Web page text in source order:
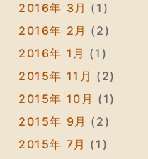
2016年 3月 (1)
2016年 2月 (2)
2016年 1月 (1)
2015年 11月 (2)
2015年 10月 (1)
2015年 9月 (2)
2015年 7月 (1)